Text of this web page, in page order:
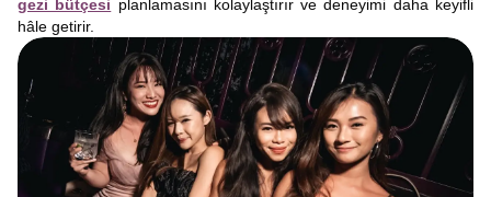
gezi bütçesi planlamasını kolaylaştırır ve deneyimi daha keyifli
hâle getirir.